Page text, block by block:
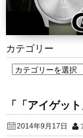
カテゴリー
「「アイゲッ
2014年9月17日